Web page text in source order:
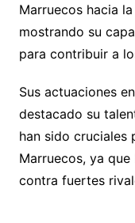
Marruecos hacia
mostrando su
para contribuir a
Sus actuaciones
destacado su
han sido cruciales
Marruecos, ya
contra fuertes